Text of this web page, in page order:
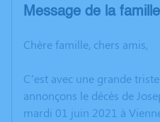
Message de la famille
Chère famille, chers amis,
C’est avec une grande
annonçons le décès de
mardi 01 juin 2021 à